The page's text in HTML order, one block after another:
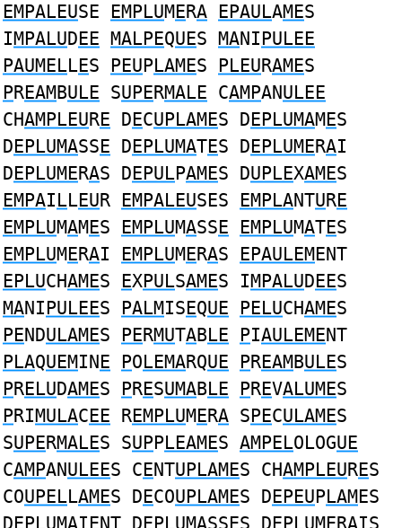
EMPALEUSE EMPLUMERA EPAULAMES
IMPALUDEE MALPEQUES MANIPULEE
PAUMELLES PEUPLAMES PLEURAMES
PREAMBULE SUPERMALE CAMPANULEE
CHAMPLEURE DECUPLAMES DEPLUMAMES
DEPLUMASSE DEPLUMATES DEPLUMERAI
DEPLUMERAS DEPULPAMES DUPLEXAMES
EMPAILLEUR EMPALEUSES EMPLANTURE
EMPLUMAMES EMPLUMASSE EMPLUMATES
EMPLUMERAI EMPLUMERAS EPAULEMENT
EPLUCHAMES EXPULSAMES IMPALUDEES
MANIPULEES PALMISEQUE PELUCHAMES
PENDULAMES PERMUTABLE PIAULEMENT
PLAQUEMINE POLEMARQUE PREAMBULES
PRELUDAMES PRESUMABLE PREVALUMES
PRIMULACEE REMPLUMERA SPECULAMES
SUPERMALES SUPPLEAMES AMPELOLOGUE
CAMPANULEES CENTUPLAMES CHAMPLEURES
COUPELLAMES DECOUPLAMES DEPEUPLAMES
DEPLUMAIENT DEPLUMASSES DEPLUMERAIS